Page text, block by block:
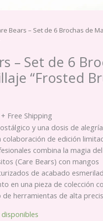
Bears – Set de 6 Brochas de
– Set de 6
“Frosted
+ Free Shipping
y una dosis de
colaboración de edición
combina la magia
(Care Bears) con mangos
de acabado
en una pieza de colección
de herramientas de alta
disponibles